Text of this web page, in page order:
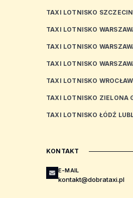
TAXI LOTNISKO
TAXI LOTNISKO
TAXI LOTNISKO
TAXI LOTNISKO
TAXI LOTNISKO
TAXI LOTNISKO ZIELONA
TAXI LOTNISKO ŁÓDŹ
KONTAKT
E-MAIL
kontakt@dobrataxi.pl